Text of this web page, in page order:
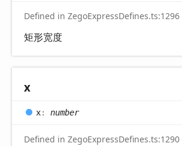
Defined in ZegoExpressDefines.ts:1296
矩形宽度
x
x: number
Defined in ZegoExpressDefines.ts:1290